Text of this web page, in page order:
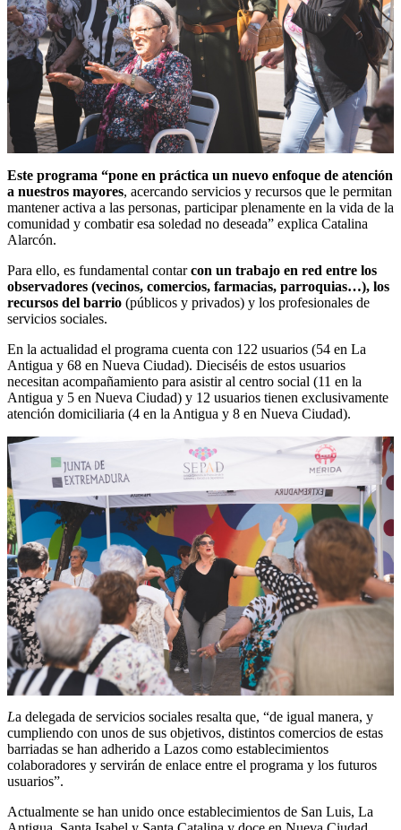
Este programa “pone en práctica un nuevo enfoque de atención
a nuestros mayores, acercando servicios y recursos que le permitan
mantener activa a las personas, participar plenamente en la vida de la
comunidad y combatir esa soledad no deseada” explica Catalina
Alarcón.
Para ello, es fundamental contarcon un trabajo en red entre los
observadores (vecinos, comercios, farmacias, parroquias…), los
recursos del barrio (públicos y privados) y los profesionales de
servicios sociales.
En la actualidad el programa cuenta con 122 usuarios (54 en La
Antigua y 68 en Nueva Ciudad). Dieciséis de estos usuarios
necesitan acompañamiento para asistir al centro social (11 en la
Antigua y 5 en Nueva Ciudad) y 12 usuarios tienen exclusivamente
atención domiciliaria (4 en la Antigua y 8 en Nueva Ciudad).
La delegada de servicios sociales resalta que, “de igual manera, y
cumpliendo con unos de sus objetivos, distintos comercios de estas
barriadas se han adherido a Lazos como establecimientos
colaboradores y servirán de enlace entre el programa y los futuros
usuarios”.
Actualmente se han unido once establecimientos de San Luis, La